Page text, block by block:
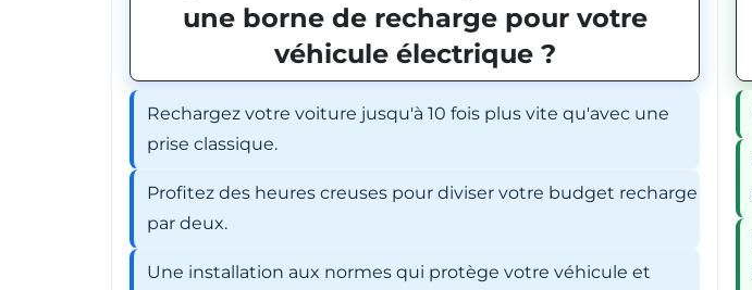
une borne de recharge pour votre
véhicule électrique ?
Rechargez votre voiture jusqu'à 10 fois plus vite qu'avec une
prise classique.
Profitez des heures creuses pour diviser votre budget recharge
par deux.
Une installation aux normes qui protège votre véhicule et